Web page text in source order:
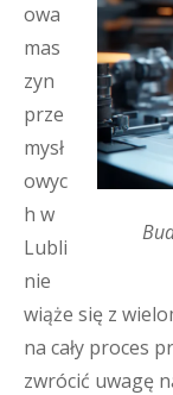
owa
mas
zyn
prze
mysł
owyc
h w
Lubli
nie
wiąże się z
na cały proces
zwrócić uwagę